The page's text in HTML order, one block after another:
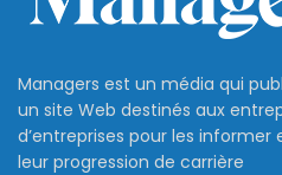
Managers est un média qui
un site Web destinés aux
d’entreprises pour les
leur progression de carrière